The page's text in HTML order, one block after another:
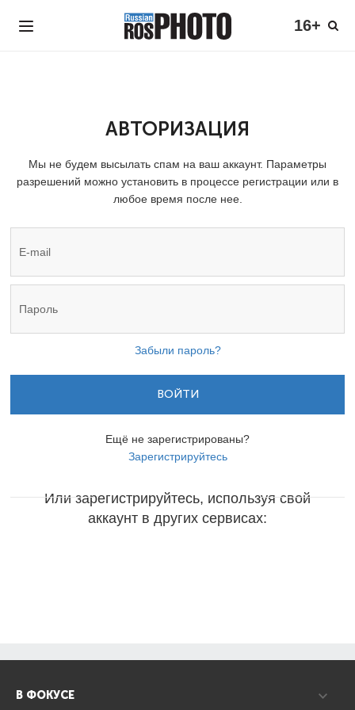
16+
АВТОРИЗАЦИЯ
Мы не будем высылать спам на ваш аккаунт. Параметры
разрешений можно установить в процессе регистрации или в
любое время после нее.
Забыли пароль?
ВОЙТИ
Ещё не зарегистрированы?
Зарегистрируйтесь
Или зарегистрируйтесь, используя свой
аккаунт в других сервисах:
В ФОКУСЕ